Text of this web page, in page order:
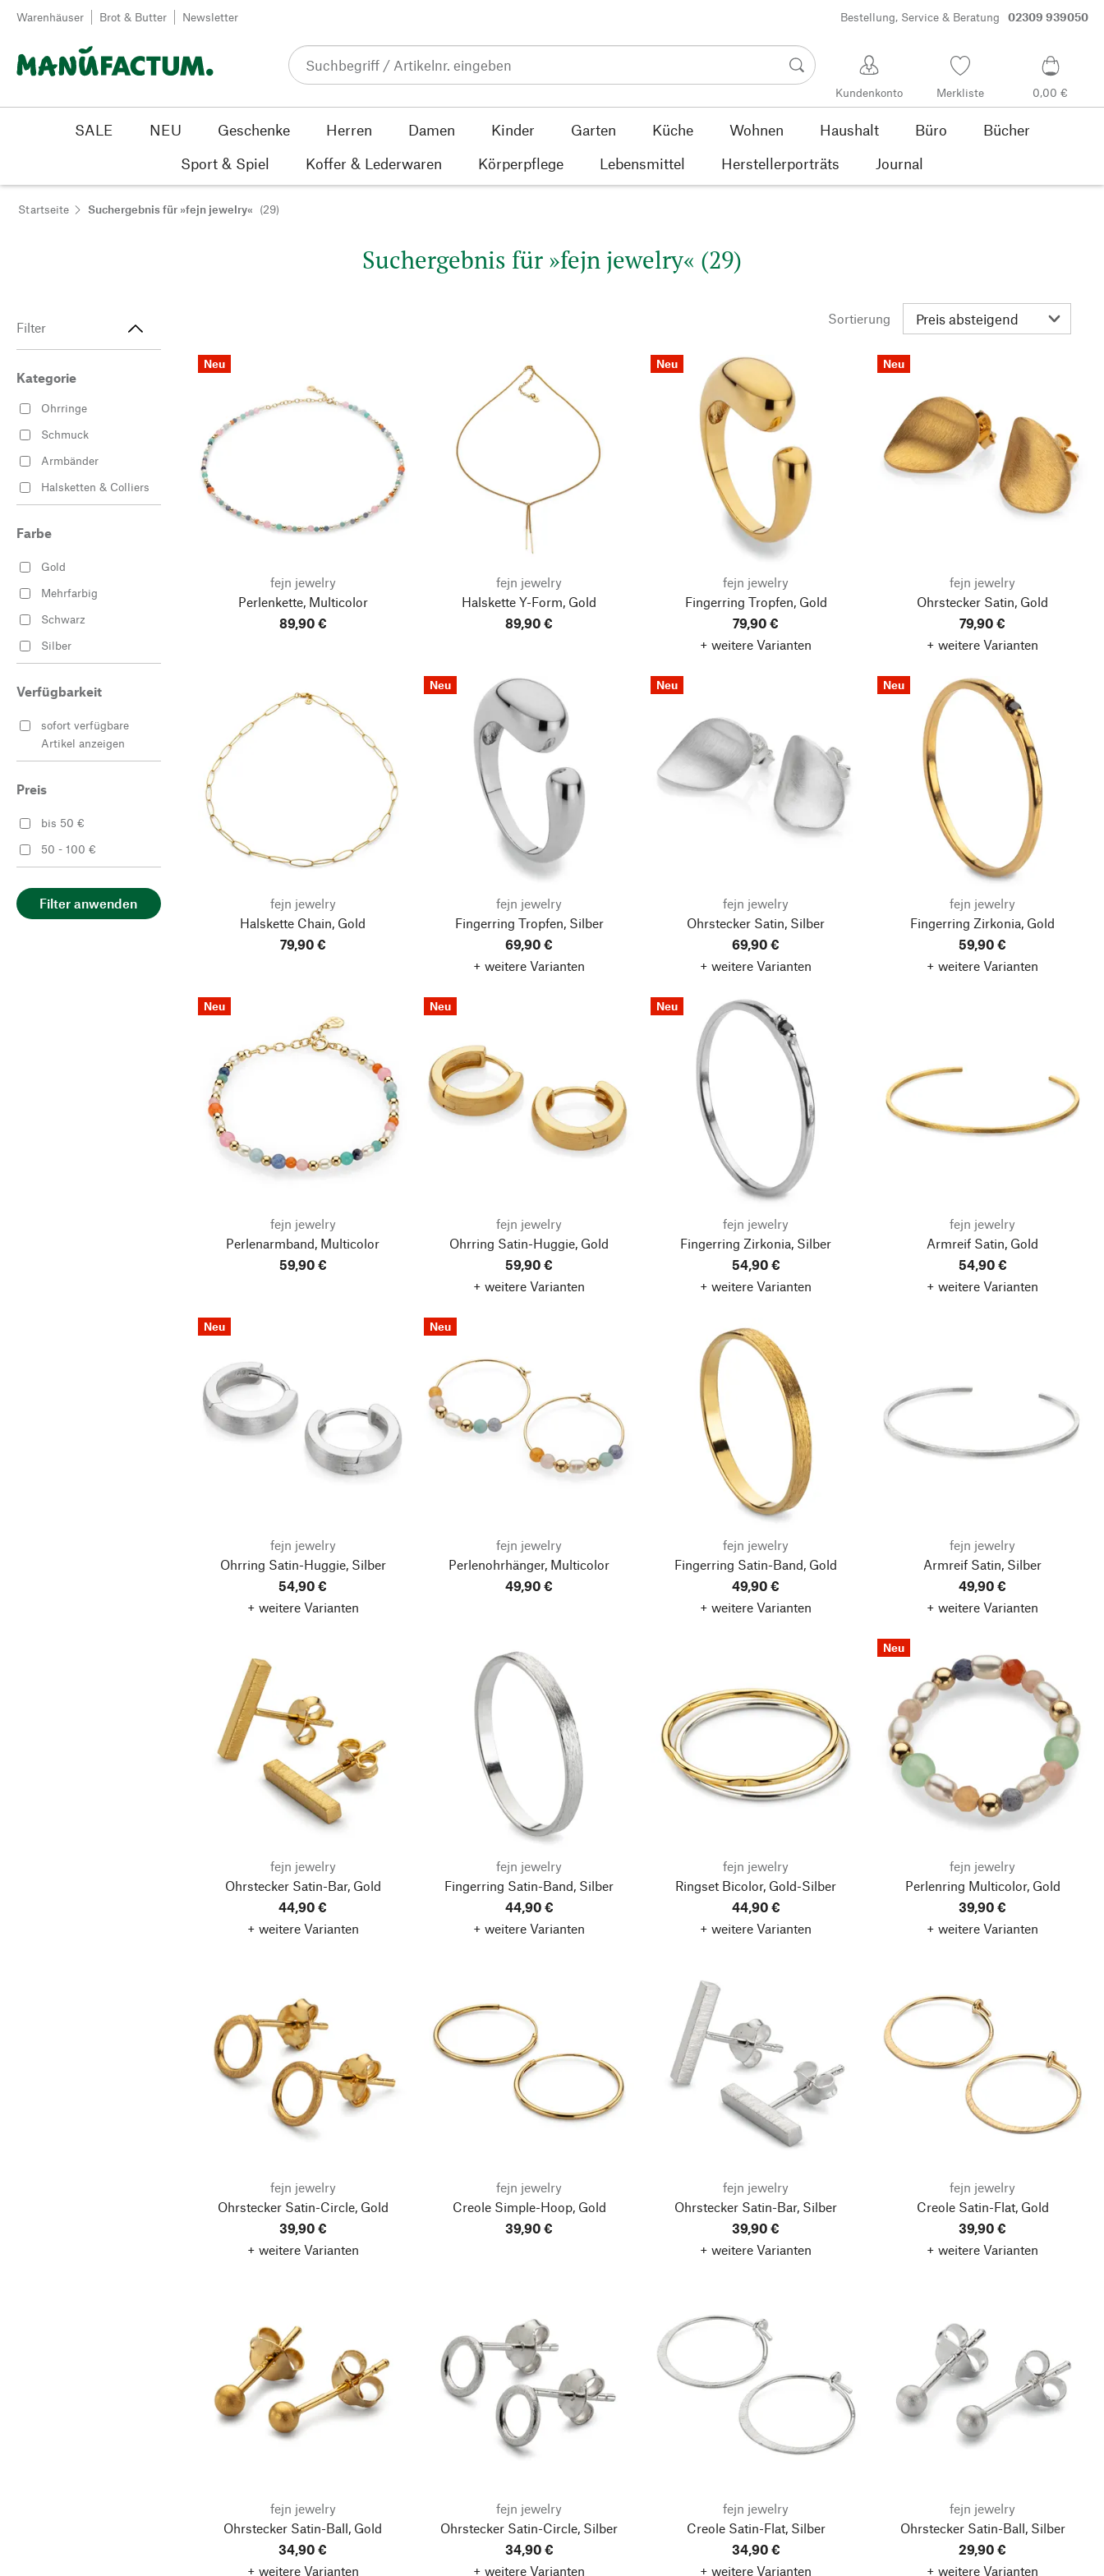
Zum Inhalt springen
Warenhäuser Brot & Butter Newsletter Bestellung, Service & Beratung 02309 939050
Kundenkonto Merkliste 0,00 €
SALE NEU Geschenke Herren Damen Kinder Garten Küche Wohnen Haushalt Büro
Bücher
Sport & Spiel
Koffer & Lederwaren Körperpflege Lebensmittel Herstellerporträts Journal
Startseite Suchergebnis für »fejn jewelry« (29)
Suchergebnis für »fejn jewelry« (29)
Filter
Kategorie
Ohrringe
Schmuck
Armbänder
Halsketten & Colliers
Farbe
Gold
Mehrfarbig
Schwarz
Silber
Verfügbarkeit
sofort verfügbare
Artikel anzeigen
Preis
bis 50 €
50 - 100 €
Filter anwenden
Sortierung
Neu
fejn jewelry
Perlenkette, Multicolor
89,90 €
fejn jewelry
Halskette Y-Form, Gold
89,90 €
Neu
fejn jewelry
Fingerring Tropfen, Gold
79,90 €
+ weitere Varianten
Neu
fejn jewelry
Ohrstecker Satin, Gold
79,90 €
+ weitere Varianten
fejn jewelry
Halskette Chain, Gold
79,90 €
Neu
fejn jewelry
Fingerring Tropfen, Silber
69,90 €
+ weitere Varianten
Neu
fejn jewelry
Ohrstecker Satin, Silber
69,90 €
+ weitere Varianten
Neu
fejn jewelry
Fingerring Zirkonia, Gold
59,90 €
+ weitere Varianten
Neu
fejn jewelry
Perlenarmband, Multicolor
59,90 €
Neu
fejn jewelry
Ohrring Satin-Huggie, Gold
59,90 €
+ weitere Varianten
Neu
fejn jewelry
Fingerring Zirkonia, Silber
54,90 €
+ weitere Varianten
fejn jewelry
Armreif Satin, Gold
54,90 €
+ weitere Varianten
Neu
fejn jewelry
Ohrring Satin-Huggie, Silber
54,90 €
+ weitere Varianten
Neu
fejn jewelry
Perlenohrhänger, Multicolor
49,90 €
fejn jewelry
Fingerring Satin-Band, Gold
49,90 €
+ weitere Varianten
fejn jewelry
Armreif Satin, Silber
49,90 €
+ weitere Varianten
fejn jewelry
Ohrstecker Satin-Bar, Gold
44,90 €
+ weitere Varianten
fejn jewelry
Fingerring Satin-Band, Silber
44,90 €
+ weitere Varianten
fejn jewelry
Ringset Bicolor, Gold-Silber
44,90 €
+ weitere Varianten
Neu
fejn jewelry
Perlenring Multicolor, Gold
39,90 €
+ weitere Varianten
fejn jewelry
Ohrstecker Satin-Circle, Gold
39,90 €
+ weitere Varianten
fejn jewelry
Creole Simple-Hoop, Gold
39,90 €
fejn jewelry
Ohrstecker Satin-Bar, Silber
39,90 €
+ weitere Varianten
fejn jewelry
Creole Satin-Flat, Gold
39,90 €
+ weitere Varianten
fejn jewelry
Ohrstecker Satin-Ball, Gold
34,90 €
+ weitere Varianten
fejn jewelry
Ohrstecker Satin-Circle, Silber
34,90 €
+ weitere Varianten
fejn jewelry
Creole Satin-Flat, Silber
34,90 €
+ weitere Varianten
fejn jewelry
Ohrstecker Satin-Ball, Silber
29,90 €
+ weitere Varianten